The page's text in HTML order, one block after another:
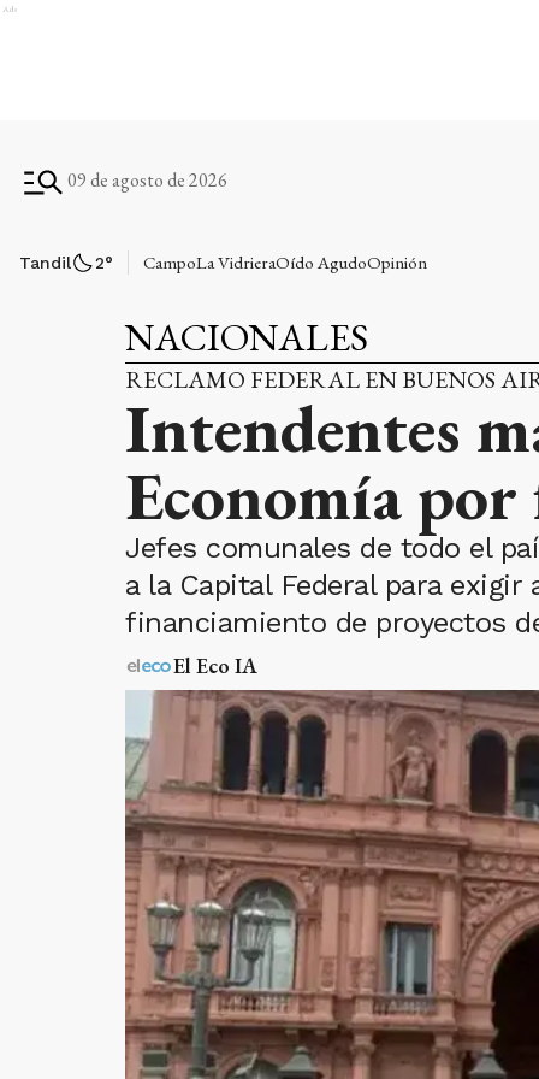
Ads
09 de agosto de 2026
Tandil 2° CampoLa VidrieraOído AgudoOpinión
NACIONALES
RECLAMO FEDERAL EN BUENOS
Intendentes
Economía
Jefes comunales de todo el
a la Capital Federal para
financiamiento de proyectos
El Eco IA